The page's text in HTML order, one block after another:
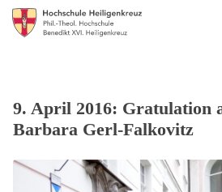
9. April 2016: Gratulation
Barbara Gerl-Falkovitz